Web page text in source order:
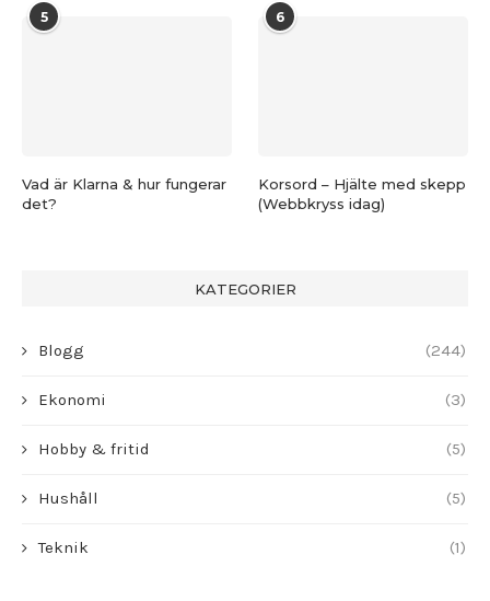
5
Vad är Klarna & hur fungerar
det?
6
Korsord – Hjälte med skepp
(Webbkryss idag)
KATEGORIER
Blogg (244)
Ekonomi (3)
Hobby & fritid (5)
Hushåll (5)
Teknik (1)